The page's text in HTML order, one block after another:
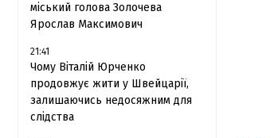
міський голова Золочева
Ярослав Максимович
21:41
Чому Віталій Юрченко
продовжує жити у Швейцарії,
залишаючись недосяжним для
слідства